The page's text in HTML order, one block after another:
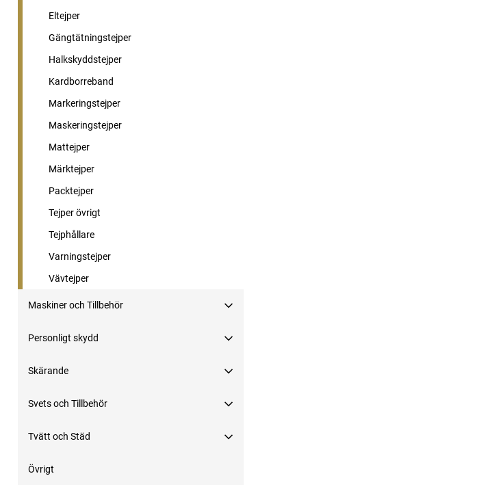
Eltejper
Gängtätningstejper
Halkskyddstejper
Kardborreband
Markeringstejper
Maskeringstejper
Mattejper
Märktejper
Packtejper
Tejper övrigt
Tejphållare
Varningstejper
Vävtejper
Maskiner och Tillbehör
Personligt skydd
Skärande
Svets och Tillbehör
Tvätt och Städ
Övrigt